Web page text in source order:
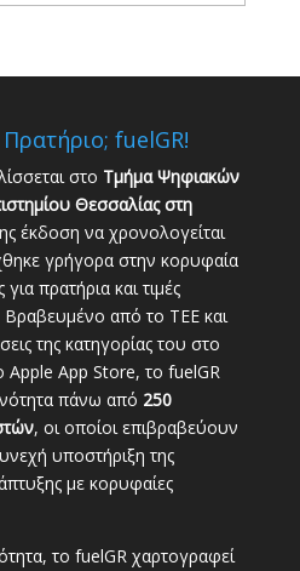
fuelGR!
στο Τμήμα Ψηφιακών
Θεσσαλίας στη
έκδοση να χρονολογείται
γρήγορα στην κορυφαία
πρατήρια και τιμές
από το ΤΕΕ και
της κατηγορίας του στο
Apple App Store, το fuelGR
πάνω από 250
, οι οποίοι επιβραβεύουν
υποστήριξη της
με κορυφαίες
το fuelGR χαρτογραφεί